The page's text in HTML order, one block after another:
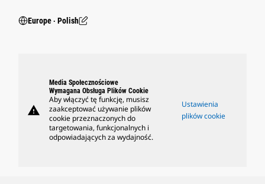
Europe ‧ Polish
warning
Media Społecznościowe
Wymagana Obsługa Plików Cookie
Aby włączyć tę funkcję, musisz
zaakceptować używanie plików
cookie przeznaczonych do
targetowania, funkcjonalnych i
odpowiadających za wydajność.
Ustawienia
plików cookie